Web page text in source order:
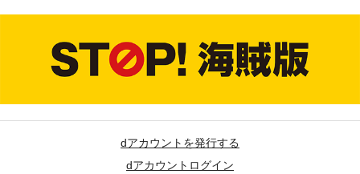
dアカウントを発行する
dアカウントログイン